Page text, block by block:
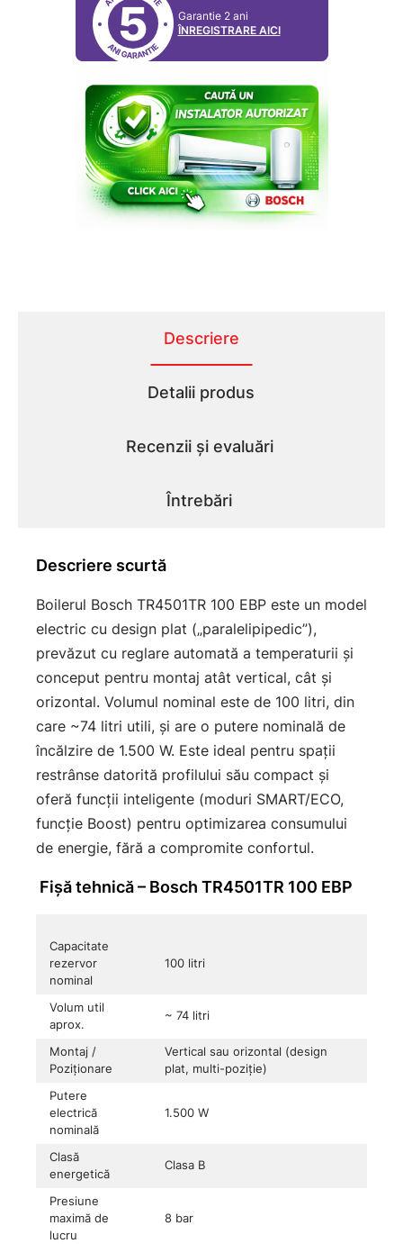
5
Garantie 2 ani
ÎNREGISTRARE AICI
Descriere
Detalii produs
Recenzii și evaluări
Întrebări
Descriere scurtă
Boilerul Bosch TR4501TR 100 EBP este un model
electric cu design plat („paralelipipedic”),
prevăzut cu reglare automată a temperaturii şi
conceput pentru montaj atât vertical, cât şi
orizontal. Volumul nominal este de 100 litri, din
care ~74 litri utili, şi are o putere nominală de
încălzire de 1.500 W. Este ideal pentru spaţii
restrânse datorită profilului său compact şi
oferă funcţii inteligente (moduri SMART/ECO,
funcţie Boost) pentru optimizarea consumului
de energie, fără a compromite confortul.
Fișă tehnică – Bosch TR4501TR 100 EBP
Capacitate
rezervor
nominal
100 litri
Volum util
aprox.
~ 74 litri
Montaj /
Poziționare
Vertical sau orizontal (design
plat, multi-poziţie)
Putere
electrică
nominală
1.500 W
Clasă
energetică
Clasa B
Presiune
maximă de
lucru
8 bar